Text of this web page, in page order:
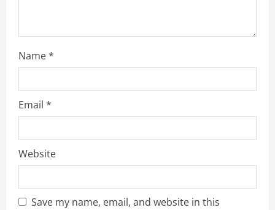
Name*
Email *
Website
Save my name, email, and website in this